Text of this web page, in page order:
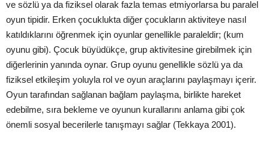
ve sözlü ya da fiziksel olarak fazla temas etmiyorlarsa bu paralel
oyun tipidir. Erken çocuklukta diğer çocukların aktiviteye nasıl
katıldıklarını öğrenmek için oyunlar genellikle paraleldir; (kum
oyunu gibi). Çocuk büyüdükçe, grup aktivitesine girebilmek için
diğerlerinin yanında oynar. Grup oyunu genellikle sözlü ya da
fiziksel etkileşim yoluyla rol ve oyun araçlarını paylaşmayı içerir.
Oyun tarafından sağlanan bağlam paylaşma, birlikte hareket
edebilme, sıra bekleme ve oyunun kurallarını anlama gibi çok
önemli sosyal becerilerle tanışmayı sağlar (Tekkaya 2001).